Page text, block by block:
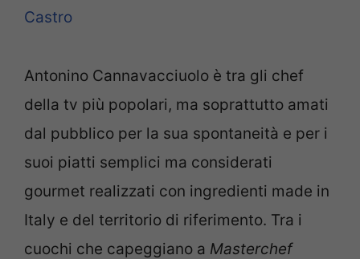
Castro
Antonino Cannavacciuolo è tra gli chef
della tv più popolari, ma soprattutto amati
dal pubblico per la sua spontaneità e per i
suoi piatti semplici ma considerati
gourmet realizzati con ingredienti made in
Italy e del territorio di riferimento. Tra i
cuochi che capeggiano a Masterchef